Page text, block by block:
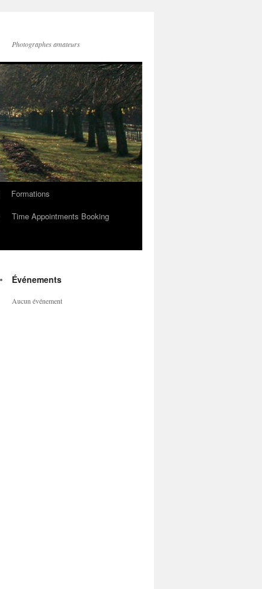
Photographes amateurs
Formations
Time Appointments Booking
Événements
Aucun événement